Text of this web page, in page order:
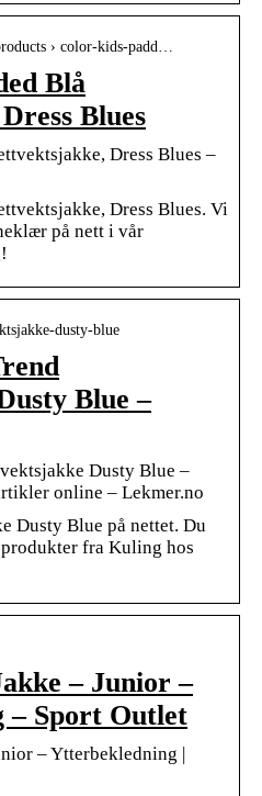
› color-kids-padd…
Blå
Blues
Dress Blues –
Dress Blues. Vi
på nett i vår
dusty-blue
Blue –
Dusty Blue –
online – Lekmer.no
Dusty Blue på nettet. Du
fra Kuling hos
– Junior –
– Sport Outlet
– Ytterbekledning |